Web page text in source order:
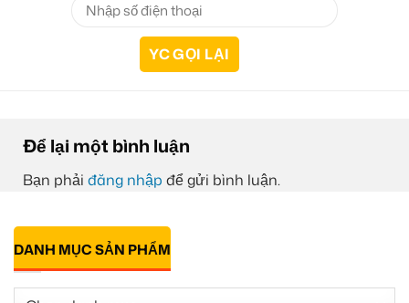
Để lại một bình luận
Bạn phải đăng nhập để gửi bình luận.
DANH MỤC SẢN PHẨM